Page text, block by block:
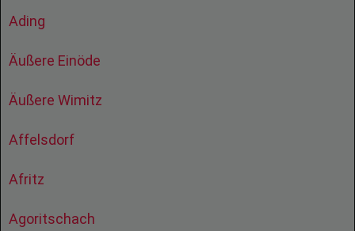
Ading
Äußere Einöde
Äußere Wimitz
Affelsdorf
Afritz
Agoritschach